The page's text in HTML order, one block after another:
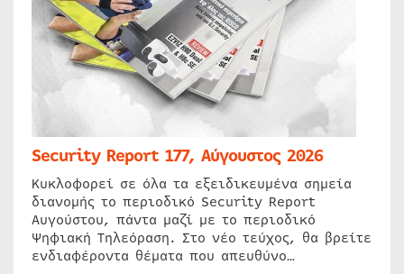
Security Report 177, Αύγουστος 2026
Κυκλοφορεί σε όλα τα εξειδικευμένα σημεία
διανομής το περιοδικό Security Report
Αυγούστου, πάντα μαζί με το περιοδικό
Ψηφιακή Τηλεόραση. Στο νέο τεύχος, θα βρείτε
ενδιαφέροντα θέματα που απευθύνο…